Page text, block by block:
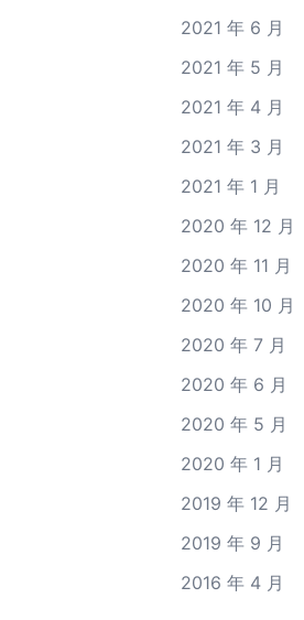
2021 年 6 月
2021 年 5 月
2021 年 4 月
2021 年 3 月
2021 年 1 月
2020 年 12 月
2020 年 11 月
2020 年 10 月
2020 年 7 月
2020 年 6 月
2020 年 5 月
2020 年 1 月
2019 年 12 月
2019 年 9 月
2016 年 4 月